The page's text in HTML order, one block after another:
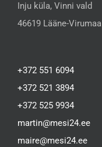
Inju küla, Vinni vald
46619 Lääne-Virumaa
+372 551 6094
+372 521 3894
+372 525 9934
martin@mesi24.ee
maire@mesi24.ee